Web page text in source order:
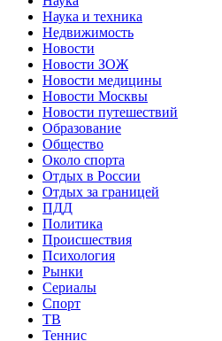
Наука и техника
Недвижимость
Новости
Новости ЗОЖ
Новости медицины
Новости Москвы
Новости путешествий
Образование
Общество
Около спорта
Отдых в России
Отдых за границей
ПДД
Политика
Происшествия
Психология
Рынки
Сериалы
Спорт
ТВ
Теннис